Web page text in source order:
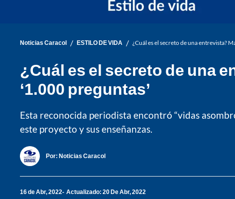
Noticias Caracol / ESTILO DE VIDA / ¿Cuál es el secreto de una entrevista?
¿Cuál es el secreto de una
‘1.000 preguntas’
Esta reconocida periodista encontró “vidas
este proyecto y sus enseñanzas.
Por: Noticias Caracol
16 de Abr, 2022 Actualizado: 20 De Abr, 2022